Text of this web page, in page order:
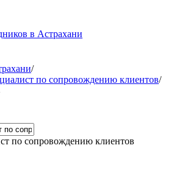
в Астрахани
/
по сопровождению клиентов/
по сопровождению клиентов